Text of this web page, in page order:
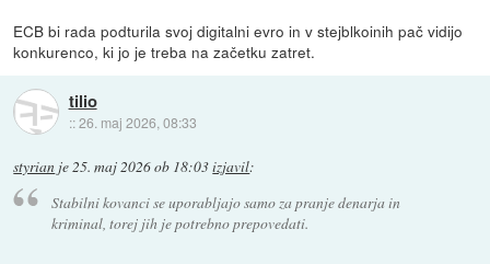
ECB bi rada podturila svoj digitalni evro in v stejblkoinih pač vidijo
konkurenco, ki jo je treba na začetku zatret.
tilio
::26. maj 2026, 08:33
styrian je 25. maj 2026 ob 18:03izjavil:
Stabilni kovanci se uporabljajo samo za pranje denarja in
kriminal, torej jih je potrebno prepovedati.